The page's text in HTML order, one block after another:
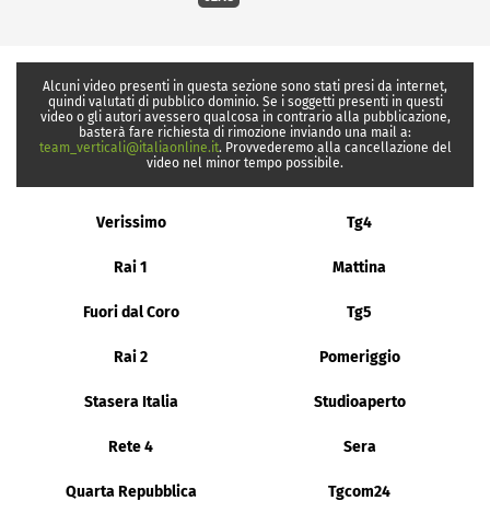
Alcuni video presenti in questa sezione sono stati presi da internet,
quindi valutati di pubblico dominio. Se i soggetti presenti in questi
video o gli autori avessero qualcosa in contrario alla pubblicazione,
basterà fare richiesta di rimozione inviando una mail a:
team_verticali@italiaonline.it. Provvederemo alla cancellazione del
video nel minor tempo possibile.
Verissimo Tg4
Rai 1 Mattina
Fuori dal Coro Tg5
Rai 2 Pomeriggio
Stasera Italia Studioaperto
Rete 4 Sera
Quarta Repubblica Tgcom24